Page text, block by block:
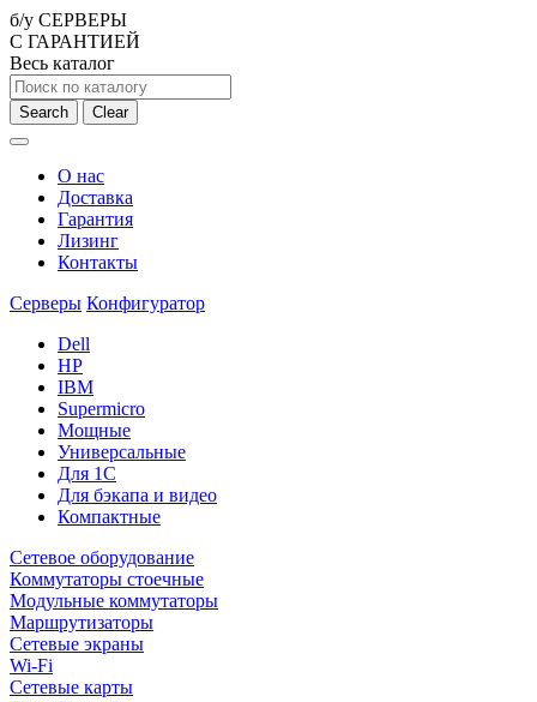
б/у СЕРВЕРЫ
С ГАРАНТИЕЙ
Весь каталог
Search Clear
О нас
Доставка
Гарантия
Лизинг
Контакты
Серверы Конфигуратор
Dell
HP
IBM
Supermicro
Мощные
Универсальные
Для 1С
Для бэкапа и видео
Компактные
Сетевое оборудование
Коммутаторы стоечные
Модульные коммутаторы
Маршрутизаторы
Сетевые экраны
Wi-Fi
Сетевые карты